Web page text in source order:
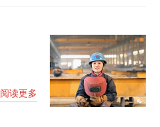
阅读更多